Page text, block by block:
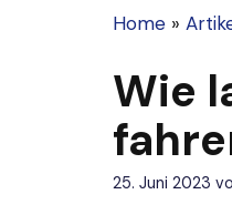
Home »
Wie
25. Juni 2023